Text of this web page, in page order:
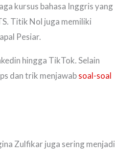
kursus bahasa Inggris yang
Titik Nol juga memiliki
Pesiar.
hingga TikTok. Selain
dan trik menjawabsoal-soal
Zulfikar juga sering menjadi